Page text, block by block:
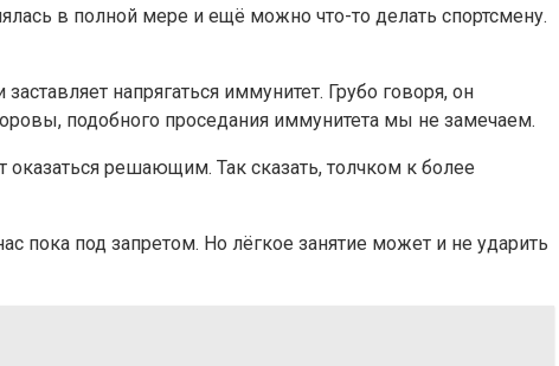
в полной мере и ещё можно что-то делать спортсмену.
напрягаться иммунитет. Грубо говоря, он
подобного проседания иммунитета мы не замечаем.
решающим. Так сказать, толчком к более
пока под запретом. Но лёгкое занятие может и не ударить